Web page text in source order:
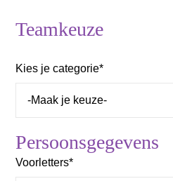
Teamkeuze
Kies je categorie*
Persoonsgegevens
Voorletters*